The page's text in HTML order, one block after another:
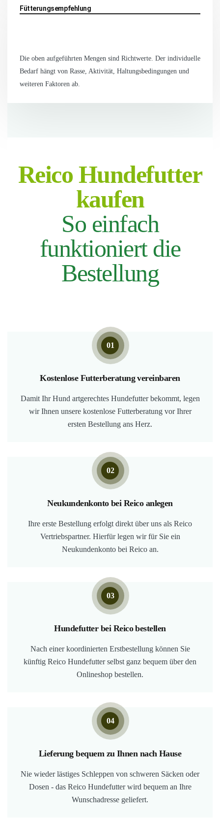
Fütterungsempfehlung
Die oben aufgeführten Mengen sind Richtwerte. Der individuelle
Bedarf hängt von Rasse, Aktivität, Haltungsbedingungen und
weiteren Faktoren ab.
Reico Hundefutter
kaufen
So einfach
funktioniert die
Bestellung
01
Kostenlose Futterberatung vereinbaren
Damit Ihr Hund artgerechtes Hundefutter bekommt, legen
wir Ihnen unsere kostenlose Futterberatung vor Ihrer
ersten Bestellung ans Herz.
02
Neukundenkonto bei Reico anlegen
Ihre erste Bestellung erfolgt direkt über uns als Reico
Vertriebspartner. Hierfür legen wir für Sie ein
Neukundenkonto bei Reico an.
03
Hundefutter bei Reico bestellen
Nach einer koordinierten Erstbestellung können Sie
künftig Reico Hundefutter selbst ganz bequem über den
Onlineshop bestellen.
04
Lieferung bequem zu Ihnen nach Hause
Nie wieder lästiges Schleppen von schweren Säcken oder
Dosen - das Reico Hundefutter wird bequem an Ihre
Wunschadresse geliefert.